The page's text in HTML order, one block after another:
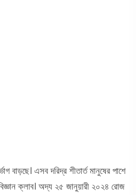
বাড়ছে। এসব দরিদ্র শীতার্ত মানুষের পাশে
ক্লাব। অদ্য ২৫ জানুয়ারী ২০২৪ রোজ